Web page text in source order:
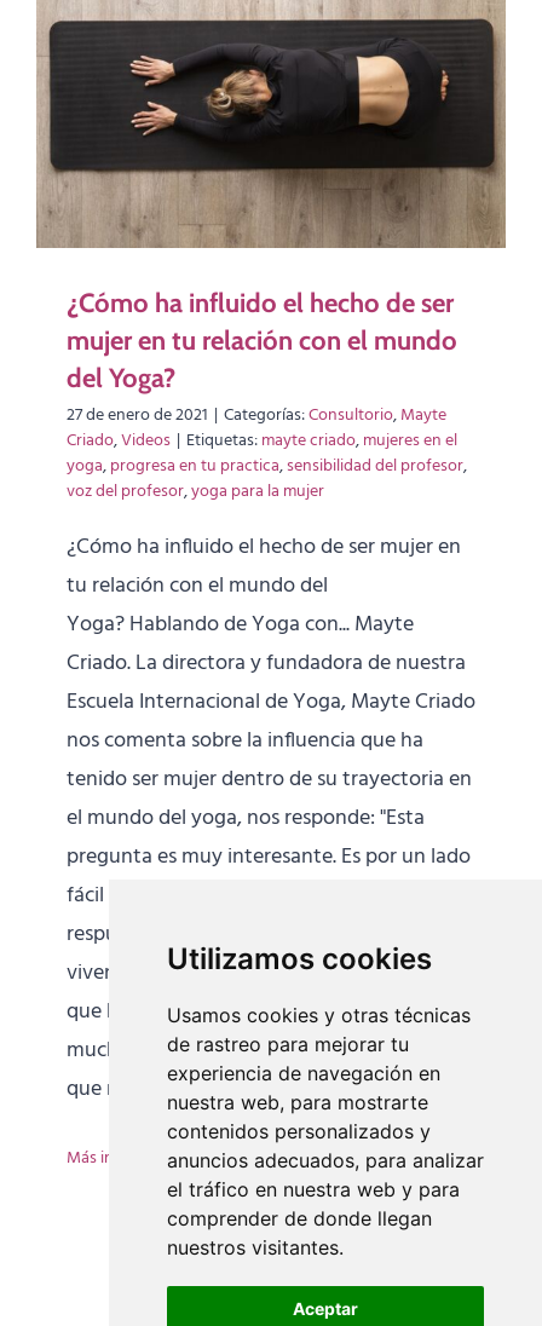
Utilizamos cookies
Usamos cookies y otras técnicas
de rastreo para mejorar tu
experiencia de navegación en
nuestra web, para mostrarte
contenidos personalizados y
anuncios adecuados, para analizar
el tráfico en nuestra web y para
comprender de donde llegan
nuestros visitantes.
Aceptar
¿Cómo ha influido el hecho de ser
mujer en tu relación con el mundo
del Yoga?
27 de enero de 2021 | Categorías:Consultorio,Mayte
Criado,Videos | Etiquetas:mayte criado,mujeres en el
yoga,progresa en tu practica,sensibilidad del profesor,
voz del profesor,yoga para la mujer
¿Cómo ha influido el hecho de ser mujer en
tu relación con el mundo del
Yoga? Hablando de Yoga con... Mayte
Criado. La directora y fundadora de nuestra
Escuela Internacional de Yoga, Mayte Criado
nos comenta sobre la influencia que ha
tenido ser mujer dentro de su trayectoria en
el mundo del yoga, nos responde: "Esta
pregunta es muy interesante. Es por un lado
fácil y por otro difícil de responder. La
respuesta difícil está formada de muchas
vivencias y experiencias, de muchos viajes
que he hecho en nombre del yoga y con
muchas dificultades... La respuesta fácil es
que realmente el[...]
Más información